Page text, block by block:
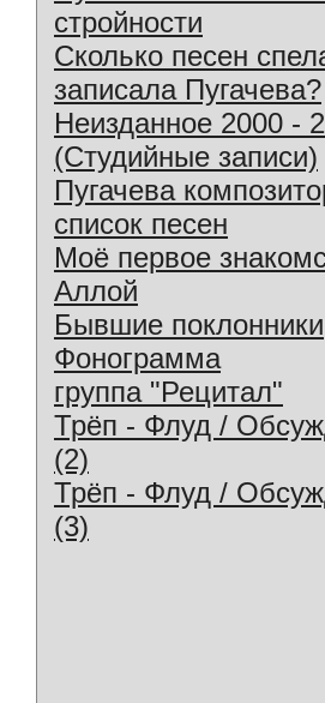
стройности
Сколько песен
записала Пугачева?
Неизданное 2000 -
(Студийные записи)
Пугачева
список песен
Моё первое
Аллой
Бывшие поклонники
Фонограмма
группа "Рецитал"
Трёп - Флуд /
(2)
Трёп - Флуд /
(3)